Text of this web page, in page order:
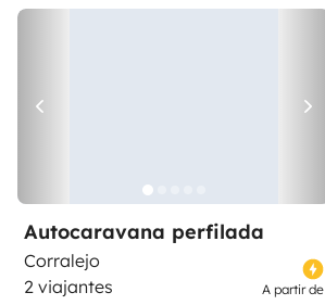
Autocaravana perfilada
Corralejo
2 viajantes
A partir de